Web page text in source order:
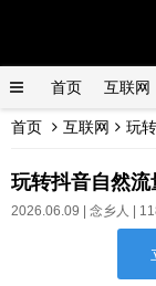
首页 互联网
首页 互联网 玩
玩转抖音自然
2026.06.09 | 念乡人 |